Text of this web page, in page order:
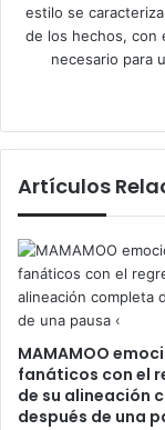
estilo se
de los hechos, con
necesario para
Artículos
MAMAMOO
fanáticos con el
de su alineación
después de una